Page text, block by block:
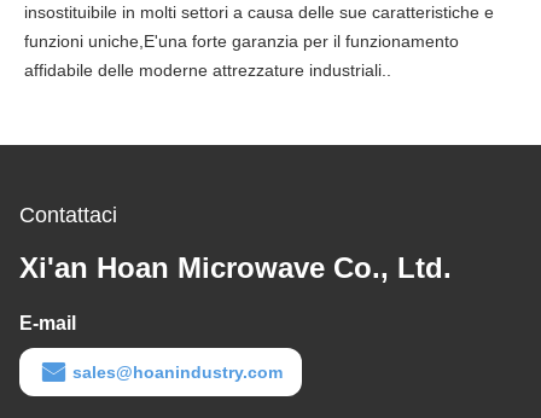
insostituibile in molti settori a causa delle sue caratteristiche e
funzioni uniche,E'una forte garanzia per il funzionamento
affidabile delle moderne attrezzature industriali..
Contattaci
Xi'an Hoan Microwave Co., Ltd.
E-mail
sales@hoanindustry.com